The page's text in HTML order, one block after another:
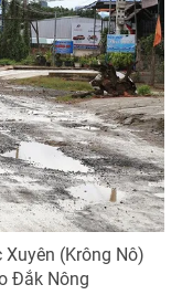
(Krông Nô)
Đắk Nông